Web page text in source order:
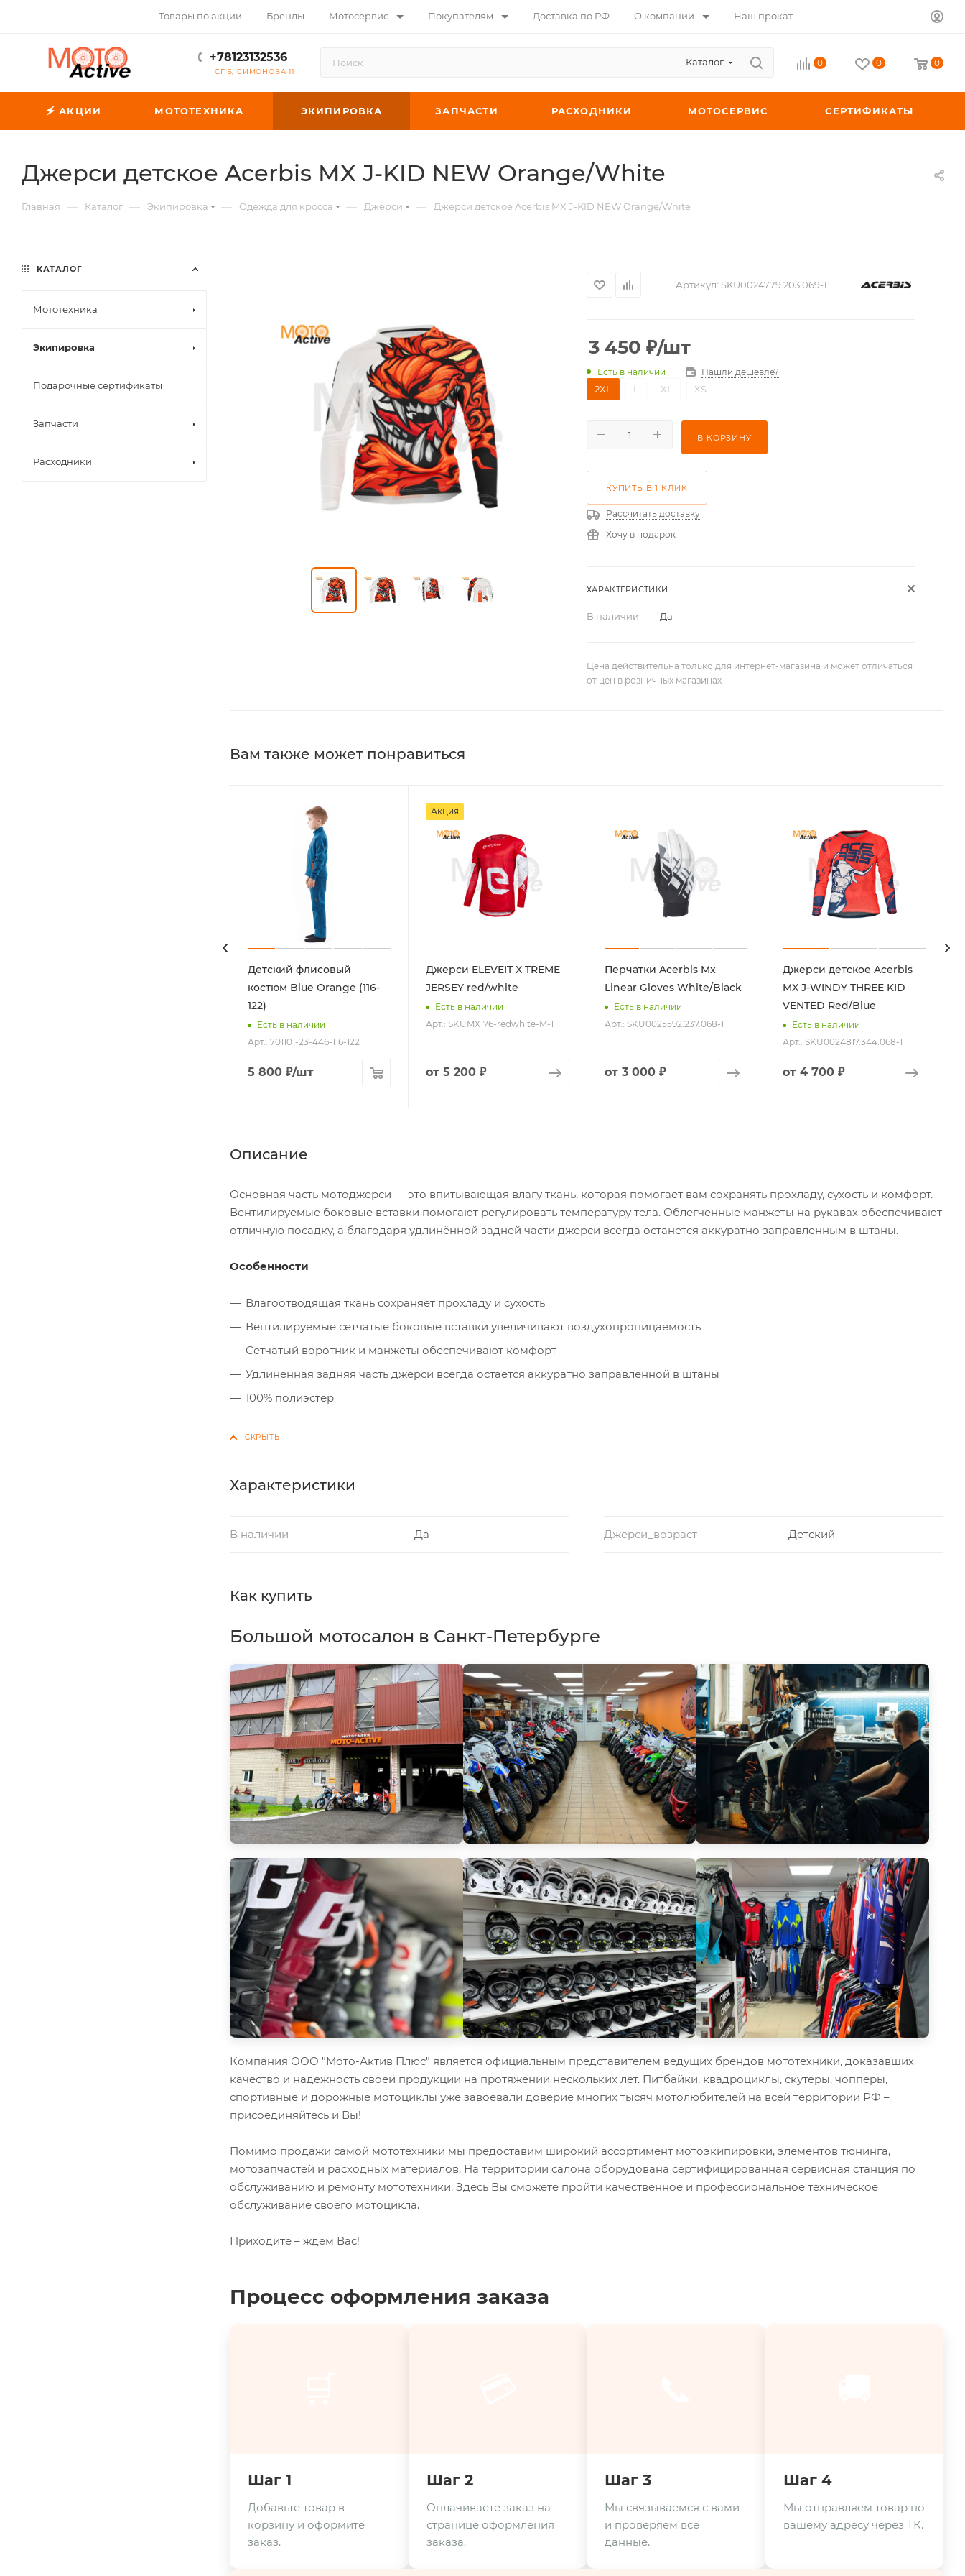
Товары по акции Бренды Мотосервис Покупателям Доставка по РФ О компании Наш прокат
+78123132536
СПБ, СИМОНОВА 11
Каталог 0 0 0
🗲 АКЦИИ МОТОТЕХНИКА ЭКИПИРОВКА ЗАПЧАСТИ РАСХОДНИКИ МОТОСЕРВИС СЕРТИФИКАТЫ
Джерси детское Acerbis MX J-KID NEW Orange/White
Главная — Каталог — Экипировка — Одежда для кросса — Джерси — Джерси детское Acerbis MX J-KID NEW Orange/White
Артикул: SKU0024779.203.069-1
3 450 ₽/шт
Есть в наличии Нашли дешевле?
2XL L XL XS
В КОРЗИНУ
КУПИТЬ В 1 КЛИК
Рассчитать доставку
Хочу в подарок
ХАРАКТЕРИСТИКИ
В наличии — Да
Цена действительна только для интернет-магазина и может отличаться
от цен в розничных магазинах
Вам также может понравиться
Детский флисовый
костюм Blue Orange (116-
122)
Есть в наличии
Арт.: 701101-23-446-116-122
5 800₽/шт
Акция
Джерси ELEVEIT X TREME
JERSEY red/white
Есть в наличии
Арт.: SKUMX176-redwhite-M-1
от 5 200 ₽
Перчатки Acerbis Mx
Linear Gloves White/Black
Есть в наличии
Арт.: SKU0025592.237.068-1
от 3 000 ₽
Джерси детское Acerbis
MX J-WINDY THREE KID
VENTED Red/Blue
Есть в наличии
Арт.: SKU0024817.344.068-1
от 4 700 ₽
Описание
Основная часть мотоджерси — это впитывающая влагу ткань, которая помогает вам сохранять прохладу, сухость и комфорт.
Вентилируемые боковые вставки помогают регулировать температуру тела. Облегченные манжеты на рукавах обеспечивают
отличную посадку, а благодаря удлинённой задней части джерси всегда останется аккуратно заправленным в штаны.
Особенности
Влагоотводящая ткань сохраняет прохладу и сухость
Вентилируемые сетчатые боковые вставки увеличивают воздухопроницаемость
Сетчатый воротник и манжеты обеспечивают комфорт
Удлиненная задняя часть джерси всегда остается аккуратно заправленной в штаны
100% полиэстер
Характеристики
В наличии Да Джерси_возраст Детский
Как купить
Большой мотосалон в Санкт-Петербурге
Компания ООО "Мото-Актив Плюс" является официальным представителем ведущих брендов мототехники, доказавших
качество и надежность своей продукции на протяжении нескольких лет. Питбайки, квадроциклы, скутеры, чопперы,
спортивные и дорожные мотоциклы уже завоевали доверие многих тысяч мотолюбителей на всей территории РФ –
присоединяйтесь и Вы!
Помимо продажи самой мототехники мы предоставим широкий ассортимент мотоэкипировки, элементов тюнинга,
мотозапчастей и расходных материалов. На территории салона оборудована сертифицированная сервисная станция по
обслуживанию и ремонту мототехники. Здесь Вы сможете пройти качественное и профессиональное техническое
обслуживание своего мотоцикла.
Приходите – ждем Вас!
Процесс оформления заказа
Шаг 1
Добавьте товар в
корзину и оформите
заказ.
Шаг 2
Оплачиваете заказ на
странице оформления
заказа.
Шаг 3
Мы связываемся с вами
и проверяем все
данные.
Шаг 4
Мы отправляем товар по
вашему адресу через ТК.
КАТАЛОГ
Мототехника
Экипировка
Подарочные сертификаты
Запчасти
Расходники